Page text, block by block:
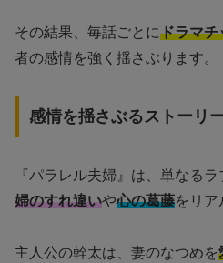
その結果、毎話ごとにドラマチ
者の感情を強く揺さぶります。
感情を揺さぶるストーリ
『パラレル夫婦』は、単なる
婦のすれ違いや心の葛藤をリア
主人公の幹太は、妻のなつめを